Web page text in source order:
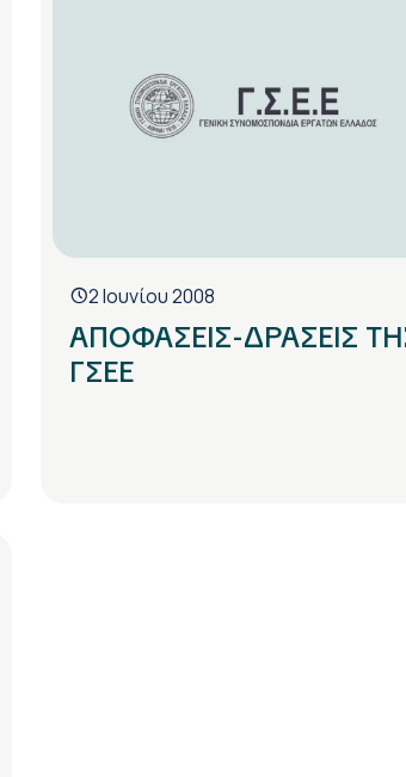
2 Ιουνίου 2008
ΑΠΟΦΑΣΕΙΣ-ΔΡΑΣΕΙΣ
ΓΣΕΕ